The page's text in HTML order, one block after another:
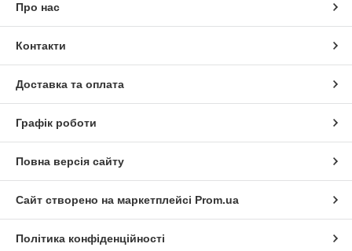
Про нас
Контакти
Доставка та оплата
Графік роботи
Повна версія сайту
Сайт створено на маркетплейсі Prom.ua
Політика конфіденційності